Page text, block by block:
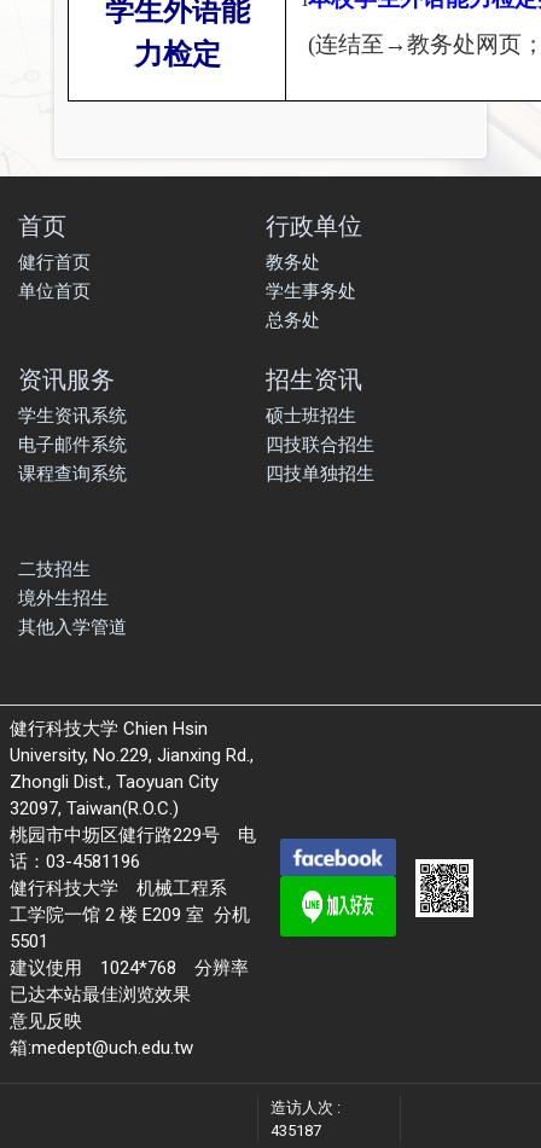
学生外语能
力检定
(连结至→教务处网页
首页
健行首页
单位首页
行政单位
教务处
学生事务处
总务处
资讯服务
学生资讯系统
电子邮件系统
课程查询系统
招生资讯
硕士班招生
四技联合招生
四技单独招生
二技招生
境外生招生
其他入学管道
健行科技大学 Chien Hsin
University, No.229, Jianxing Rd.,
Zhongli Dist., Taoyuan City
32097, Taiwan(R.O.C.)
桃园市中坜区健行路229号 电
话：03-4581196
健行科技大学 机械工程系
工学院一馆 2 楼 E209 室 分机
5501
建议使用 1024*768 分辨率
已达本站最佳浏览效果
意见反映
箱:medept@uch.edu.tw
造访人次 :
435187